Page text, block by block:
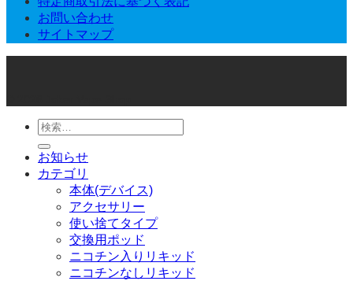
お問い合わせ
サイトマップ
検
索
対
象:
お知らせ
カテゴリ
本体(デバイス)
アクセサリー
使い捨てタイプ
交換用ポッド
ニコチン入りリキッド
ニコチンなしリキッド